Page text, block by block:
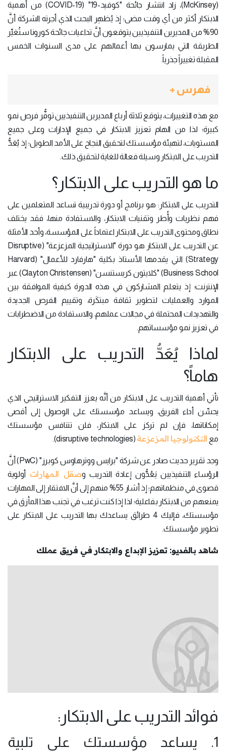
(McKinsey)، زاد انتشار جائحة "كوفيد-19" (COVID-19) من أهمية
الابتكار أكثر من أي وقت مضى؛ إذ يُظهِر البحث الذي أجرته الشركة أنَّ
90% من المديرين التنفيذيين يتوقعون أنَّ تداعيات جائحة كورونا ستُغيِّر
الطريقة التي يمارسون بها أعمالهم على مدى السنوات الخمس
المقبلة تغييراً جذرياً.
فهرس +
مع هذه التغييرات، يتوقع ثلاثة أرباع المديرين التنفيذيين توفُّر فرص نمو
كبيرة؛ لذا من الهام تعزيز الابتكار في جميع الإدارات وعلى جميع
المستويات، لتهيئة مؤسستك لتحقيق النجاح على الأمد الطويل؛ إذ يُعَدُّ
التدريب على الابتكار وسيلة فعالة للغاية لتحقيق ذلك.
ما هو التدريب على الابتكار؟
التدريب على الابتكار: هو برنامج أو دورة تدريبية تساعد المتعلمين على
فهم نظريات وأُطر وتقنيات الابتكار، والاستفادة منها، فقد يختلف
نطاق ومحتوى التدريب على الابتكار اعتماداً على المؤسسة، وأحد الأمثلة
عن التدريب على الابتكار هو دورة "الاستراتيجية المزعزعة" (Disruptive
Strategy) التي يقدمها الأستاذ بكلية "هارفارد للأعمال" (Harvard
Business School) "كلايتون كريستنسن" (Clayton Christensen) عبر
الإنترنت؛ إذ يتعلم المشاركون في هذه الدورة كيفية الموافقة بين
الموارد والعمليات لتطوير ثقافة مبتكَرة، وتقييم الفرص الجديدة
والتهديدات المحتملة في مجالات عملهم، والاستفادة من الاضطرابات
في تعزيز نمو مؤسساتهم.
لماذا يُعَدُّ التدريب على الابتكار
هاماً؟
تأتي أهمية التدريب على الابتكار من أنَّه يعزز التفكير الاستراتيجي الذي
يحسِّن أداء الفريق، ويساعد مؤسستك على الوصول إلى أقصى
إمكاناتها، فإن لم تركز على الابتكار، فلن تتنافس مؤسستك
مع التكنولوجيا المزعزعة (disruptive technologies).
وجد تقرير حديث صادر عن شركة "برايس ووترهاوس كوبرز" (PwC) أنَّ
الرؤساء التنفيذيين يَعُدُّون إعادة التدريب وصقل المهارات أولوية
قصوى في منظماتهم؛ إذ أشار 55% منهم إلى أنَّ الافتقار إلى المهارات
يمنعهم من الابتكار بفاعلية؛ لذا إذا كنت ترغب في تجنب هذا المأزق في
مؤسستك، فإليك 4 طرائق يساعدك بها التدريب على الابتكار على
تطوير مؤسستك.
شاهد بالفديو: تعزيز الإبداع والابتكار في فريق عملك
فوائد التدريب على الابتكار:
1. يساعد مؤسستك على تلبية